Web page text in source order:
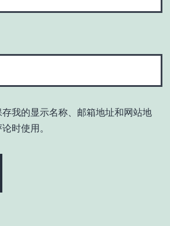
我的显示名称、邮箱地址和网站地
时使用。